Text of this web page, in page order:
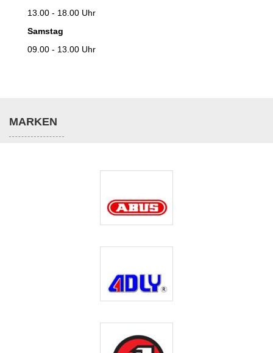
13.00 - 18.00 Uhr
Samstag
09.00 - 13.00 Uhr
MARKEN